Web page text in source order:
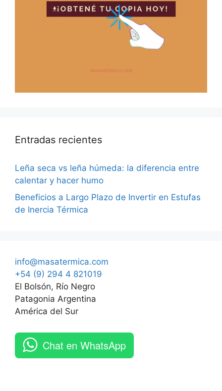
Entradas recientes
Leña seca vs leña húmeda: la diferencia entre
calentar y hacer humo
Beneficios a Largo Plazo de Invertir en Estufas
de Inercia Térmica
info@masatermica.com
+54 (9) 294 4 821019
El Bolsón, Río Negro
Patagonia Argentina
América del Sur
Chat en WhatsApp